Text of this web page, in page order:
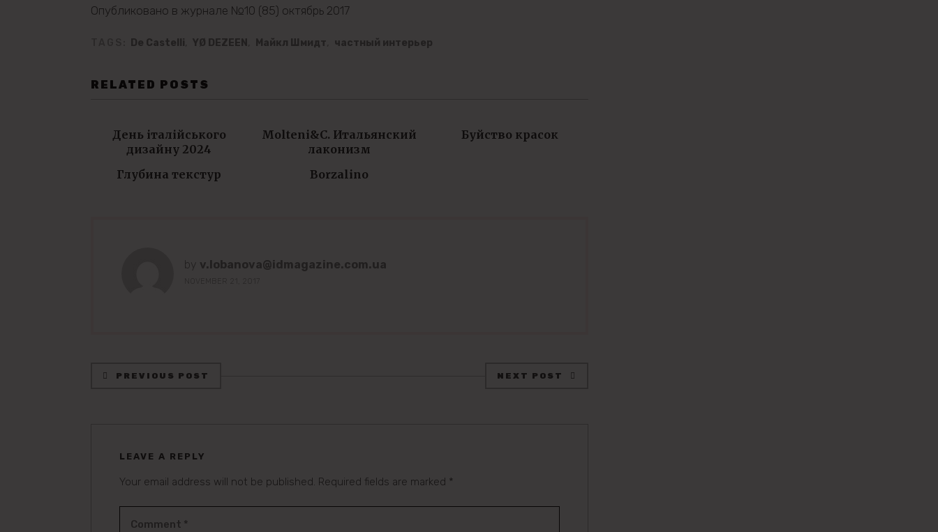
Опубликовано в журнале №10 (85) октябрь 2017
De Castelli YØ DEZEEN Майкл Шмидт частный интерьер
RELATED POSTS
День італійського
дизайну 2024
Molteni&C. Итальянский
лаконизм
Буйство красок
Глубина текстур Borzalino
by v.lobanova@idmagazine.com.ua
PREVIOUS POST NEXT POST
LEAVE A REPLY
Your email address will not be published. Required fields are marked *